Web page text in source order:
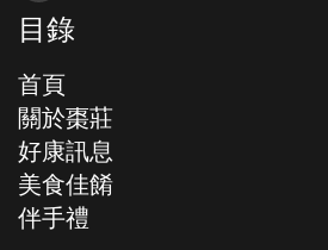
目錄
首頁
關於棗莊
好康訊息
美食佳餚
伴手禮